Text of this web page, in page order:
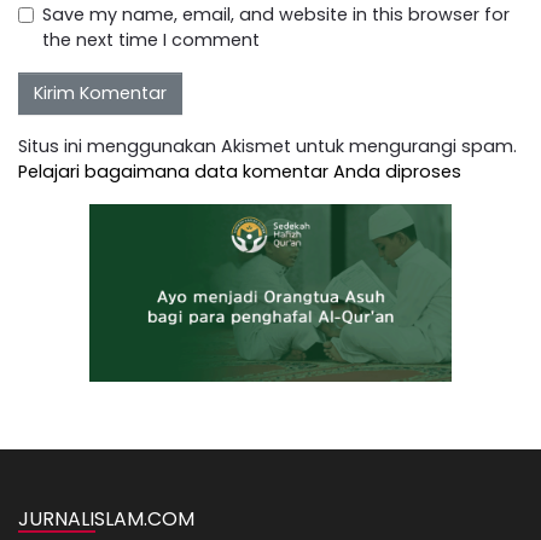
Save my name, email, and website in this browser for
the next time I comment
Situs ini menggunakan Akismet untuk mengurangi spam.
Pelajari bagaimana data komentar Anda diproses
JURNALISLAM.COM